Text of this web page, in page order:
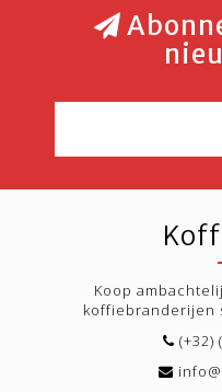
Koop
koffiebranderijen
(+32)